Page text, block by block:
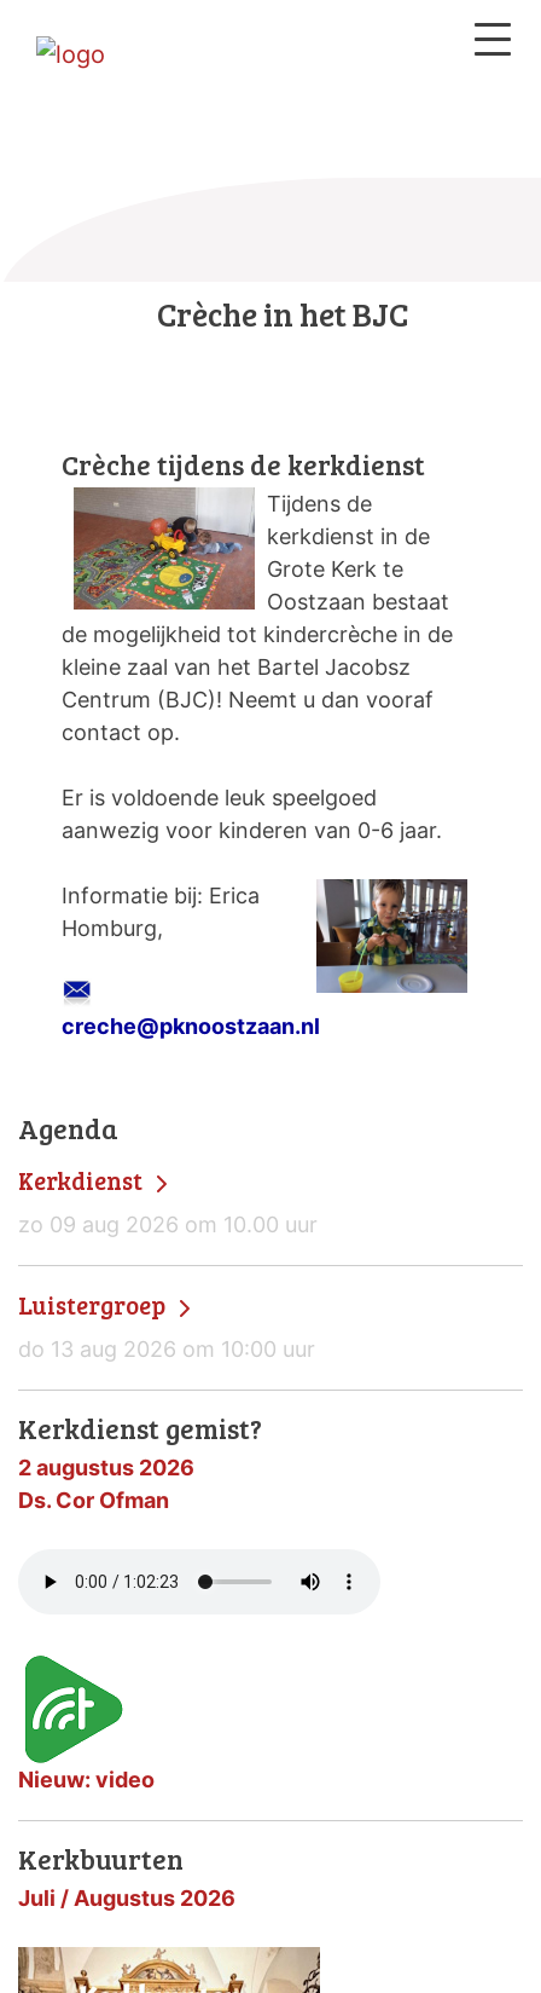
Crèche in het BJC
Crèche tijdens de kerkdienst
Tijdens de
kerkdienst in de
Grote Kerk te
Oostzaan bestaat
de mogelijkheid tot kindercrèche in de
kleine zaal van het Bartel Jacobsz
Centrum (BJC)! Neemt u dan vooraf
contact op.
Er is voldoende leuk speelgoed
aanwezig voor kinderen van 0-6 jaar.
Informatie bij: Erica
Homburg,
creche@pknoostzaan.nl
Agenda
Kerkdienst
zo 09 aug 2026 om 10.00 uur
Luistergroep
do 13 aug 2026 om 10:00 uur
Kerkdienst gemist?
2 augustus 2026
Ds. Cor Ofman
Nieuw: video
Kerkbuurten
Juli / Augustus 2026